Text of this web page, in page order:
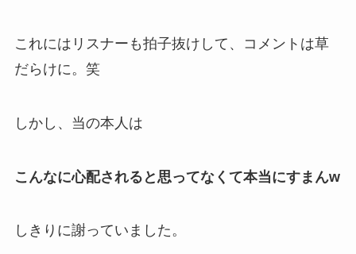
これにはリスナーも拍子抜けして、コメントは草
だらけに。笑
しかし、当の本人は
こんなに心配されると思ってなくて本当にすまんw
しきりに謝っていました。